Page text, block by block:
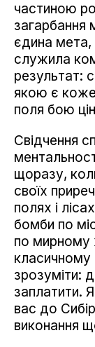
частиною
єдина
служила
результат:
якою є
поля бою
Свідчення
щоразу,
своїх
полях і
бомби по
по мирному
класичному
зрозуміти:
заплатити.
вас до
виконання